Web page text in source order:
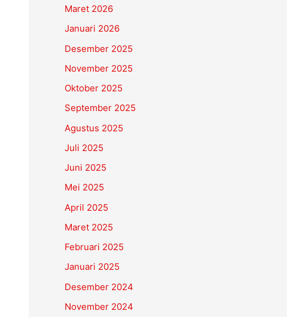
Maret 2026
Januari 2026
Desember 2025
November 2025
Oktober 2025
September 2025
Agustus 2025
Juli 2025
Juni 2025
Mei 2025
April 2025
Maret 2025
Februari 2025
Januari 2025
Desember 2024
November 2024